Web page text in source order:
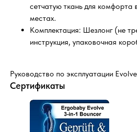
сетчатую ткань для комфорта
местах.
Комплектация: Шезлонг (не
инструкция, упаковочная
Руководство по эксплуатации
Сертификаты